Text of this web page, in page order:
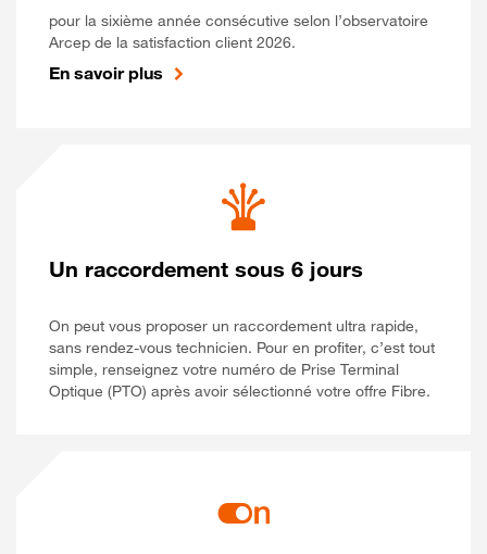
pour la sixième année consécutive selon l’observatoire
Arcep de la satisfaction client 2026.
En savoir plus
Un raccordement sous 6 jours
On peut vous proposer un raccordement ultra rapide,
sans rendez-vous technicien. Pour en profiter, c’est tout
simple, renseignez votre numéro de Prise Terminal
Optique (PTO) après avoir sélectionné votre offre Fibre.